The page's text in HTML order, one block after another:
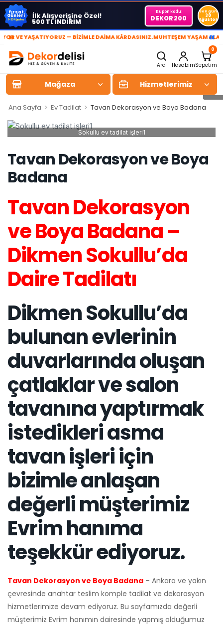
Fırsat
Günleri
1-30 Ağustos İlk Alışverişine Özel!
500 TL İNDİRİM
Kupon kodu:
DEKOR200
Son gün
30
Ağustos
»
VE YAŞATIYORUZ — BİZİMLE DAİMA KÂRDASINIZ.MUHTEŞEM YAŞAM «
Ara Hesabım
0
Sepetim
Mağaza Hizmetlerimiz
Ana Sayfa > Ev Tadilat > Tavan Dekorasyon ve Boya Badana
Sokullu ev tadilat işleri1
Tavan Dekorasyon ve Boya
Badana
Tavan Dekorasyon
ve Boya Badana –
Dikmen Sokullu’da
Daire Tadilatı
Dikmen Sokullu’da
bulunan evlerinin
duvarlarında oluşan
çatlaklar ve salon
tavanına yaptırmak
istedikleri asma
tavan işleri için
bizimle anlaşan
değerli müşterimiz
Evrim hanıma
teşekkür ediyoruz.
Tavan Dekorasyon ve Boya Badana – Ankara ve yakın
çevresinde anahtar teslim komple tadilat ve dekorasyon
hizmetlerimize devam ediyoruz. Bu sayfamızda değerli
müşterimiz Evrim hanımın dairesinde yapmış olduğumuz